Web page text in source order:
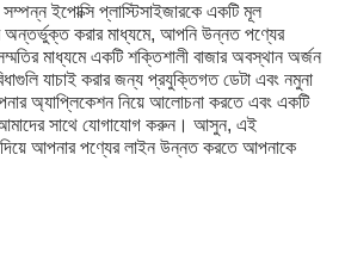
সম্পন্ন ইপোক্সি প্লাস্টিসাইজারকে একটি মূল
অন্তর্ভুক্ত করার মাধ্যমে, আপনি উন্নত পণ্যের
মাধ্যমে একটি শক্তিশালী বাজার অবস্থান অর্জন
যাচাই করার জন্য প্রযুক্তিগত ডেটা এবং নমুনা
অ্যাপ্লিকেশন নিয়ে আলোচনা করতে এবং একটি
সাথে যোগাযোগ করুন। আসুন, এই
আপনার পণ্যের লাইন উন্নত করতে আপনাকে